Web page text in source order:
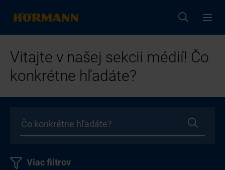
Vitajte v našej sekcii médií! Čo
konkrétne hľadáte?
Viac filtrov